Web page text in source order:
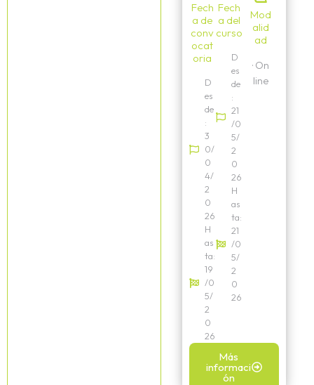
Fech
a de
conv
ocat
oria
D
es
de
:
3
0/
0
4/
2
0
26
H
as
ta:
19
/0
5/
2
0
26
Fech
a del
curso
D
es
de
:
21
/0
5/
2
0
26
H
as
ta:
21
/0
5/
2
0
26
Mod
alid
ad
· On
line
Más
informaci
ón